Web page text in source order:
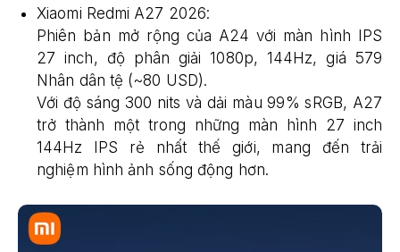
Xiaomi Redmi A27 2026:
Phiên bản mở rộng của A24 với màn hình IPS
27 inch, độ phân giải 1080p, 144Hz, giá 579
Nhân dân tệ (~80 USD).
Với độ sáng 300 nits và dải màu 99% sRGB, A27
trở thành một trong những màn hình 27 inch
144Hz IPS rẻ nhất thế giới, mang đến trải
nghiệm hình ảnh sống động hơn.